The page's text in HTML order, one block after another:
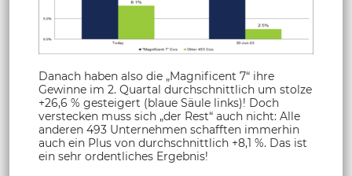
Danach haben also die „Magnificent 7“ ihre
Gewinne im 2. Quartal durchschnittlich um stolze
+26,6 % gesteigert (blaue Säule links)! Doch
verstecken muss sich „der Rest“ auch nicht: Alle
anderen 493 Unternehmen schafften immerhin
auch ein Plus von durchschnittlich +8,1 %. Das ist
ein sehr ordentliches Ergebnis!